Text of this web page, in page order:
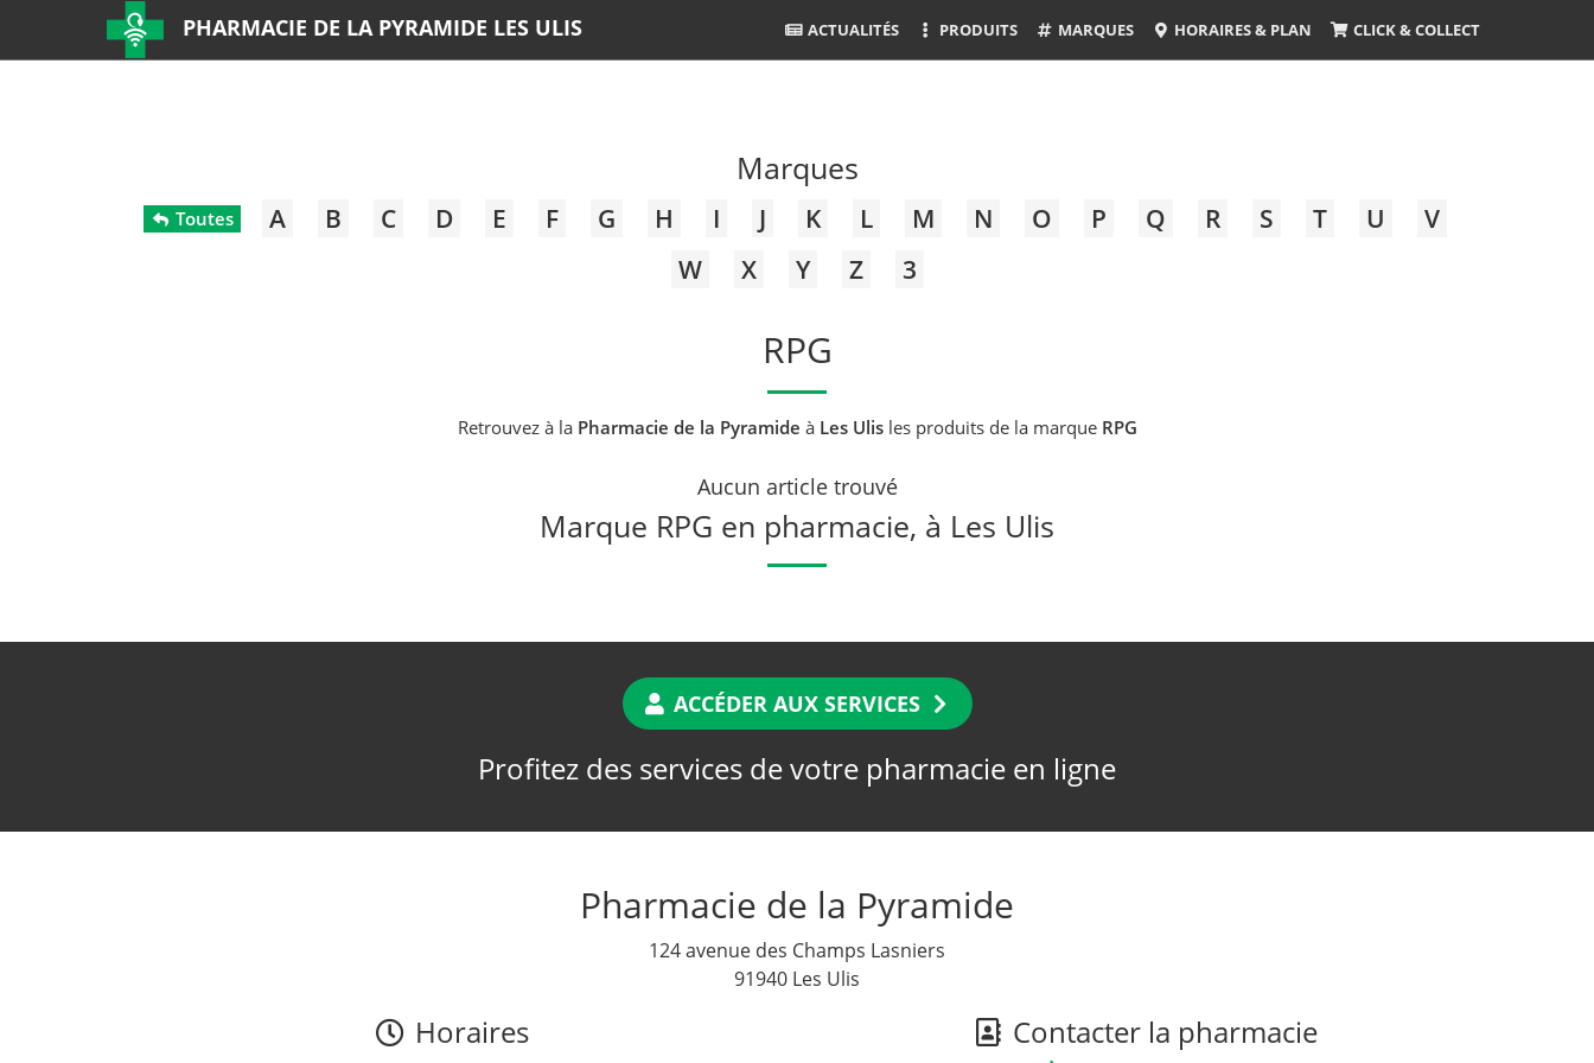
PHARMACIE DE LA PYRAMIDE LES ULIS ACTUALITÉS PRODUITS MARQUES HORAIRES & PLAN CLICK & COLLECT
Marques
Toutes A B C D E F G H I J K L M N O P Q R S T U
V
W
X Y Z 3
RPG
Retrouvez à la Pharmacie de la Pyramide à Les Ulisles produits de la marque RPG
Aucun article trouvé
Marque RPG en pharmacie, à Les Ulis
ACCÉDER AUX SERVICES
Profitez des services de votre pharmacie en ligne
Pharmacie de la Pyramide
124 avenue des Champs Lasniers
91940 Les Ulis
Horaires Contacter la pharmacie